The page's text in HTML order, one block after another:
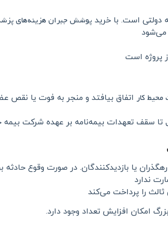
است. با خرید پوشش جبران هزینه‌های
می‌شود
پروژه است
کار اتفاق بیافتد و منجر به فوت یا نقص
تا سقف تعهدات بیمه‌نامه بر عهده شرکت
یا بازدیدکنندگان. در صورت وقوع حادثه
ندارد
را پرداخت می‌کند